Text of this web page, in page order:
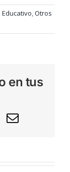
,Otros
en tus
Correo